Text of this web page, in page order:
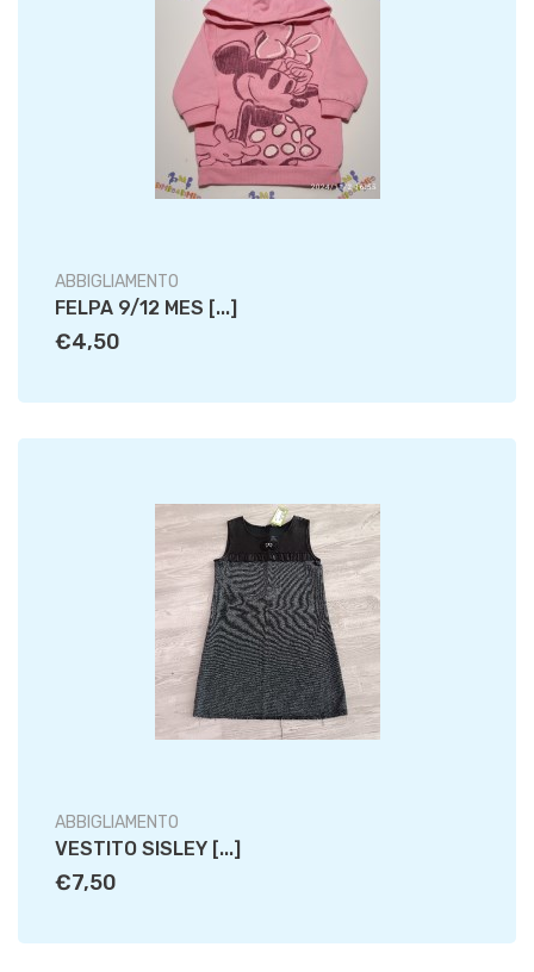
ABBIGLIAMENTO
FELPA 9/12 MES [...]
€4,50
ABBIGLIAMENTO
VESTITO SISLEY [...]
€7,50